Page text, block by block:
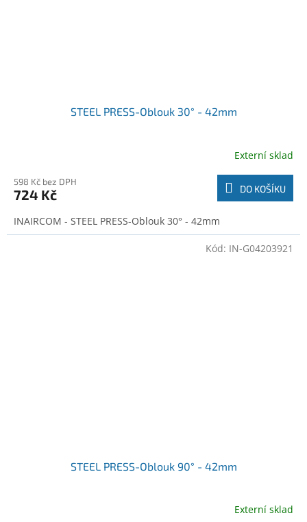
STEEL PRESS-Oblouk 30° - 42mm
Externí sklad
598 Kč bez DPH
724 Kč DO KOŠÍKU
INAIRCOM - STEEL PRESS-Oblouk 30° - 42mm
STEEL PRESS-Oblouk 90° - 42mm
Externí sklad
Kód: IN-G04203921